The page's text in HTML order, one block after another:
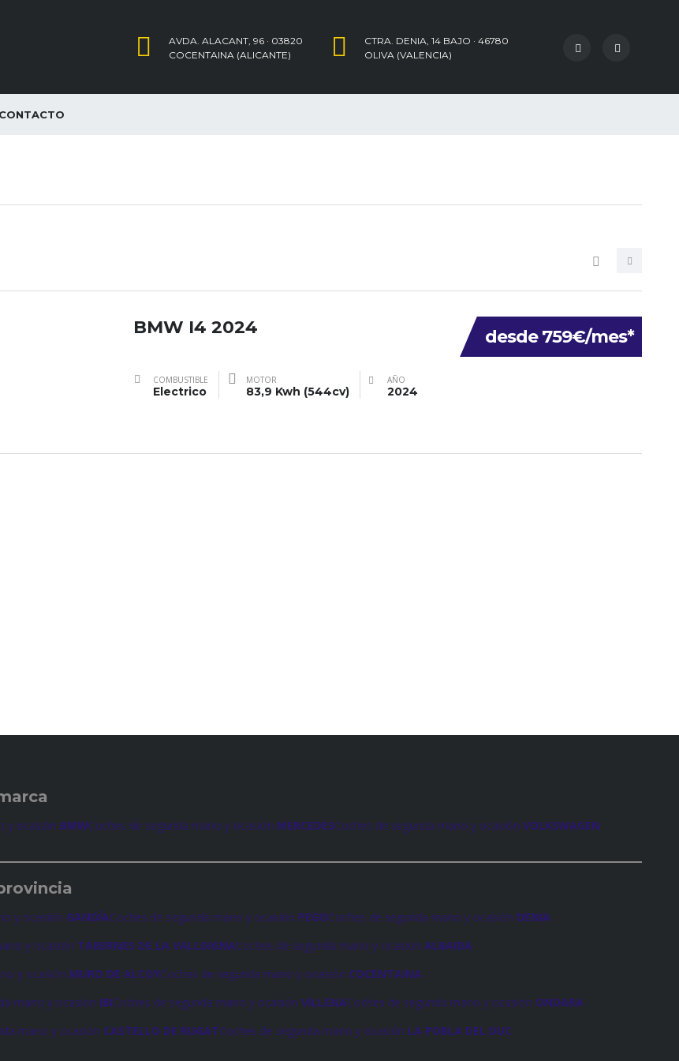
CTRA. DENIA, 14 BAJO · 46780
OLIVA (VALENCIA)
AVDA. ALACANT, 96 · 03820
COCENTAINA (ALICANTE)
CONTACTO
desde 759€/mes*
BMW I4 2024
COMBUSTIBLE
Electrico
MOTOR
83,9 Kwh (544cv)
AÑO
2024
y ocasión BMWCoches de segunda mano y ocasión MERCEDESCoches de segunda mano y ocasión VOLKSWAGEN
y ocasión GANDÍACoches de segunda mano y ocasión PEGOCoches de segunda mano y ocasión DENIA
y ocasión TABERNES DE LA VALLDIGNACoches de segunda mano y ocasión ALBAIDA
y ocasión MURO DE ALCOYCoches de segunda mano y ocasión COCENTAINA
mano y ocasión IBICoches de segunda mano y ocasión VILLENACoches de segunda mano y ocasión ONDARA
mano y ocasión CASTELLO DE RUGATCoches de segunda mano y ocasión LA POBLA DEL DUC